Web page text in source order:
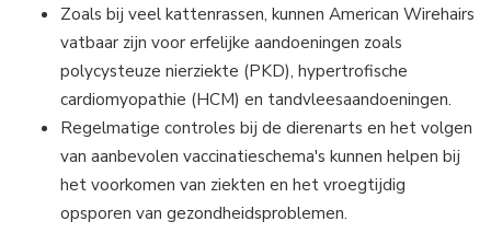
Zoals bij veel kattenrassen, kunnen American Wirehairs
vatbaar zijn voor erfelijke aandoeningen zoals
polycysteuze nierziekte (PKD), hypertrofische
cardiomyopathie (HCM) en tandvleesaandoeningen.
Regelmatige controles bij de dierenarts en het volgen
van aanbevolen vaccinatieschema's kunnen helpen bij
het voorkomen van ziekten en het vroegtijdig
opsporen van gezondheidsproblemen.